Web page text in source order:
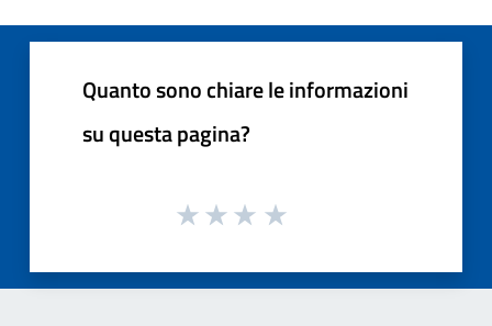
Quanto sono chiare le informazioni
su questa pagina?